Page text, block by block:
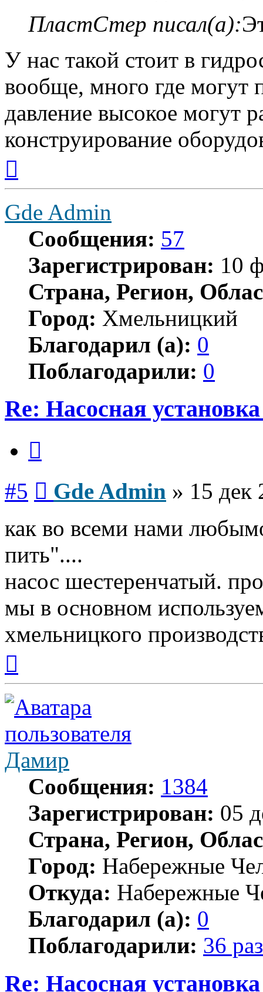
ПластСтер писал(а):
У нас такой стоит в
вообще, много где могут
давление высокое могут
конструирование
началу
Gde Admin
Сообщения: 57
Зарегистрирован: 10
Страна, Регион,
Город: Хмельницкий
Благодарил (а): 0
Поблагодарили: 0
Re: Насосная
#5 Gde Admin » 15 дек
как во всеми нами
пить"....
насос шестеренчатый.
мы в основном
хмельницкого
началу
Дамир
Сообщения: 1384
Зарегистрирован: 05
Страна, Регион,
Город: Набережные
Откуда: Набережные
Благодарил (а): 0
Поблагодарили: 36 раз
Re: Насосная